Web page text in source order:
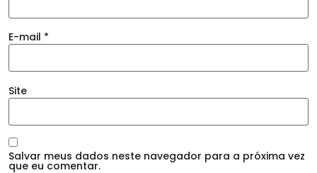
E-mail *
Site
Salvar meus dados neste navegador para a próxima vez
que eu comentar.